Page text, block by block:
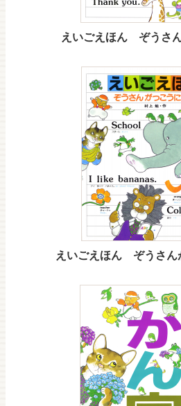
えいごえほん ぞうさ
えいごえほん ぞうさん